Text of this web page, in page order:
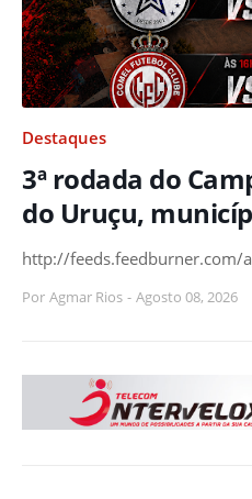
Destaques
3ª rodada do
do Uruçu,
http://feeds.feedburner.com/
Por Agmar Rios - Agosto 08, 2026